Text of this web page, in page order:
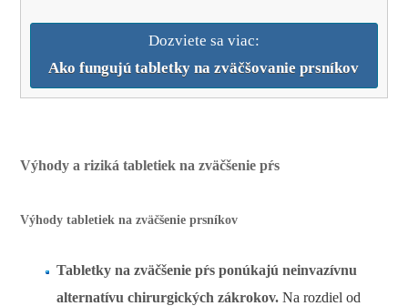
Dozviete sa viac:
Ako fungujú tabletky na zväčšovanie prsníkov
Výhody a riziká tabletiek na zväčšenie pŕs
Výhody tabletiek na zväčšenie prsníkov
Tabletky na zväčšenie pŕs ponúkajú neinvazívnu
alternatívu chirurgických zákrokov. Na rozdiel od